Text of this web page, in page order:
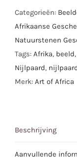
Kracht
-
14
cm.
aantal
Categorieën:
Afrikaanse
Natuurstenen
Tags: Afrika, beeld,
Nijlpaard,
Merk: Art of Africa
Beschrijving
Aanvullende